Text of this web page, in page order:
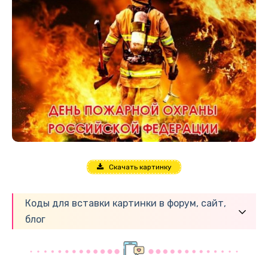
Скачать картинку
Коды для вставки картинки в форум, сайт,
блог